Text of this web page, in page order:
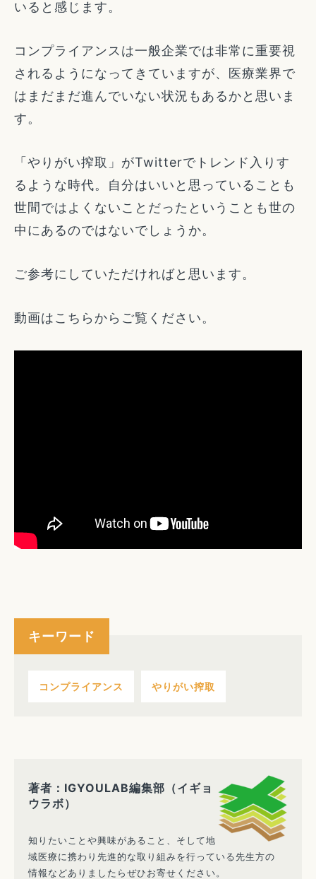
いると感じます。
コンプライアンスは一般企業では非常に重要視
されるようになってきていますが、医療業界で
はまだまだ進んでいない状況もあるかと思いま
す。
「やりがい搾取」がTwitterでトレンド入りす
るような時代。自分はいいと思っていることも
世間ではよくないことだったということも世の
中にあるのではないでしょうか。
ご参考にしていただければと思います。
動画はこちらからご覧ください。
キーワード
コンプライアンス やりがい搾取
著者：IGYOULAB編集部（イギョ
ウラボ）
知りたいことや興味があること、そして地
域医療に携わり先進的な取り組みを行っている先生方の
情報などありましたらぜひお寄せください。